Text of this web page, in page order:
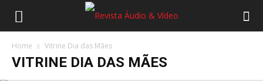
Home Vitrine Dia das Mães
VITRINE DIA DAS MÃES
VITRINE DIA DAS MÃES